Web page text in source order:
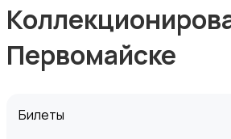
Первомайске
Билеты